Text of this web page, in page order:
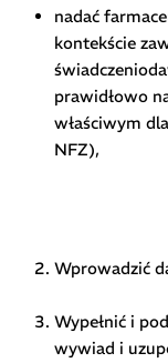
nadać
kontekście
prawidłowo
właściwym
NFZ),
Wprowadzić
Wypełnić i
wywiad i